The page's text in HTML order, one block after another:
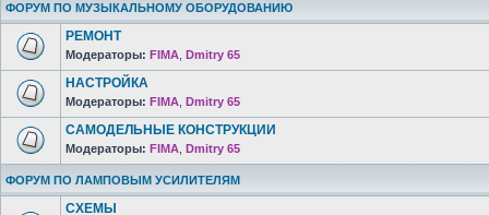
ФОРУМ ПО МУЗЫКАЛЬНОМУ ОБОРУДОВАНИЮ
РЕМОНТ
Модераторы: FIMA Dmitry 65
НАСТРОЙКА
Модераторы: FIMA Dmitry 65
САМОДЕЛЬНЫЕ КОНСТРУКЦИИ
Модераторы: FIMA Dmitry 65
ФОРУМ ПО ЛАМПОВЫМ УСИЛИТЕЛЯМ
СХЕМЫ